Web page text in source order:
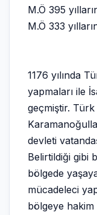
M.Ö 395
M.Ö 333
1176 yılında
yapmaları ile
geçmiştir.
devleti
Belirtildiği gibi
bölgede
mücadeleci
bölgeye hakim